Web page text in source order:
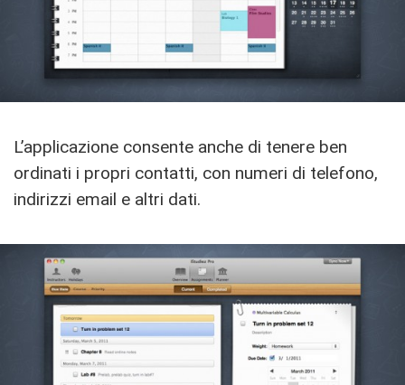
L’applicazione consente anche di tenere ben
ordinati i propri contatti, con numeri di telefono,
indirizzi email e altri dati.